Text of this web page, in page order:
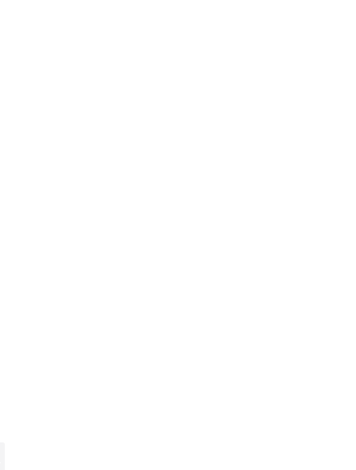
(美分換算過來)